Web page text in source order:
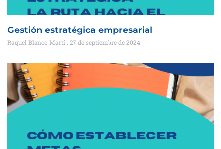
Gestión estratégica empresarial
Raquel Blanco Martí 27 de septiembre de 2024